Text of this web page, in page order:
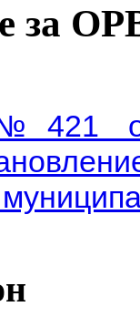
за
№421